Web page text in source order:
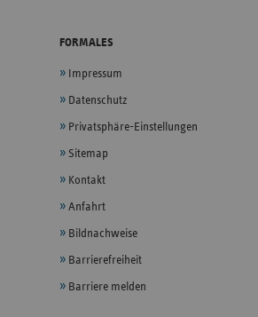
FORMALES
Impressum
Datenschutz
Privatsphäre-Einstellungen
Sitemap
Kontakt
Anfahrt
Bildnachweise
Barrierefreiheit
Barriere melden